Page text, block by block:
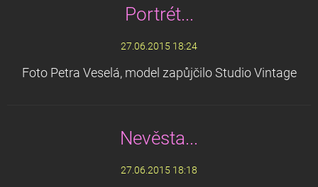
Portrét...
27.06.2015 18:24
Foto Petra Veselá, model zapůjčilo Studio Vintage
Nevěsta...
27.06.2015 18:18